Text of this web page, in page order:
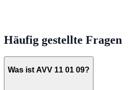
Häufig gestellte Fragen
Was ist AVV 11 01 09?